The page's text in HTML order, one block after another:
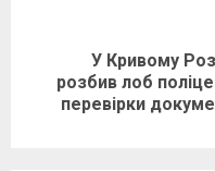
Next
post:
У Кривому
розбив лоб
перевірки